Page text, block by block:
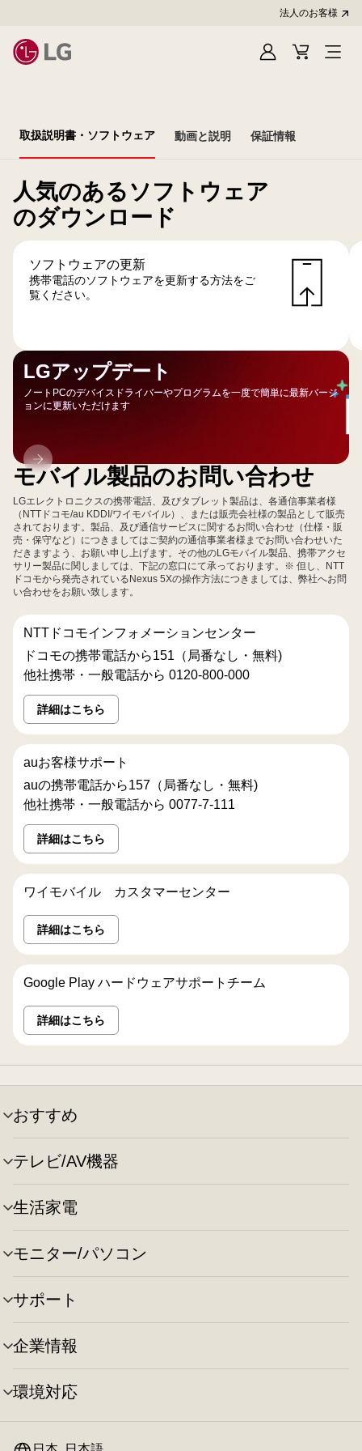
法人のお客様
Sign
Cart
取扱説明書・ソフトウェア 動画と説明 保証情報
人気のあるソフトウェア
のダウンロード
ソフトウェアの更新
携帯電話のソフトウェアを更新する方法をご
覧ください。
LGアップデート
ノートPCのデバイスドライバーやプログラムを一度で簡単に最新バージ
ョンに更新いただけます
LG
ア
プ
デ
ー
ト
モバイル製品のお問い合わせ
LGエレクトロニクスの携帯電話、及びタブレット製品は、各通信事業者様
（NTTドコモ/au KDDI/ワイモバイル）、または販売会社様の製品として販売
されております。製品、及び通信サービスに関するお問い合わせ（仕様・販
売・保守など）につきましてはご契約の通信事業者様までお問い合わせいた
だきますよう、お願い申し上げます。その他のLGモバイル製品、携帯アクセ
サリー製品に関しましては、下記の窓口にて承っております。※ 但し、NTT
ドコモから発売されているNexus 5Xの操作方法につきましては、弊社へお問
い合わせをお願い致します。
NTTドコモインフォメーションセンター
ドコモの携帯電話から151（局番なし・無料)
他社携帯・一般電話から 0120-800-000
詳細はこちら
auお客様サポート
auの携帯電話から157（局番なし・無料)
他社携帯・一般電話から 0077-7-111
詳細はこちら
ワイモバイル カスタマーセンター
詳細はこちら
Google Play ハードウェアサポートチーム
詳細はこちら
おすすめ
メ
ニ
ュ
ー
の
切
り
替
え
テレビ/AV機器
メ
ニ
ュ
ー
の
切
り
替
え
生活家電
メ
ニ
ュ
ー
の
切
り
替
え
モニター/パソコン
メ
ニ
ュ
ー
の
切
り
替
え
サポート
メ
ニ
ュ
ー
の
切
り
替
企業情報
メ
ニ
ュ
ー
環境対応
メ
ー